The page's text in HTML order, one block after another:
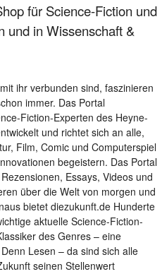
für Science-Fiction und
und in Wissenschaft &
ihr verbunden sind, faszinieren
immer. Das Portal
Fiction-Experten des Heyne-
und richtet sich an alle,
Film, Comic und Computerspiel
begeistern. Das Portal
Essays, Videos und
über die Welt von morgen und
bietet diezukunft.de Hunderte
aktuelle Science-Fiction-
des Genres – eine
Lesen – da sind sich alle
seinen Stellenwert